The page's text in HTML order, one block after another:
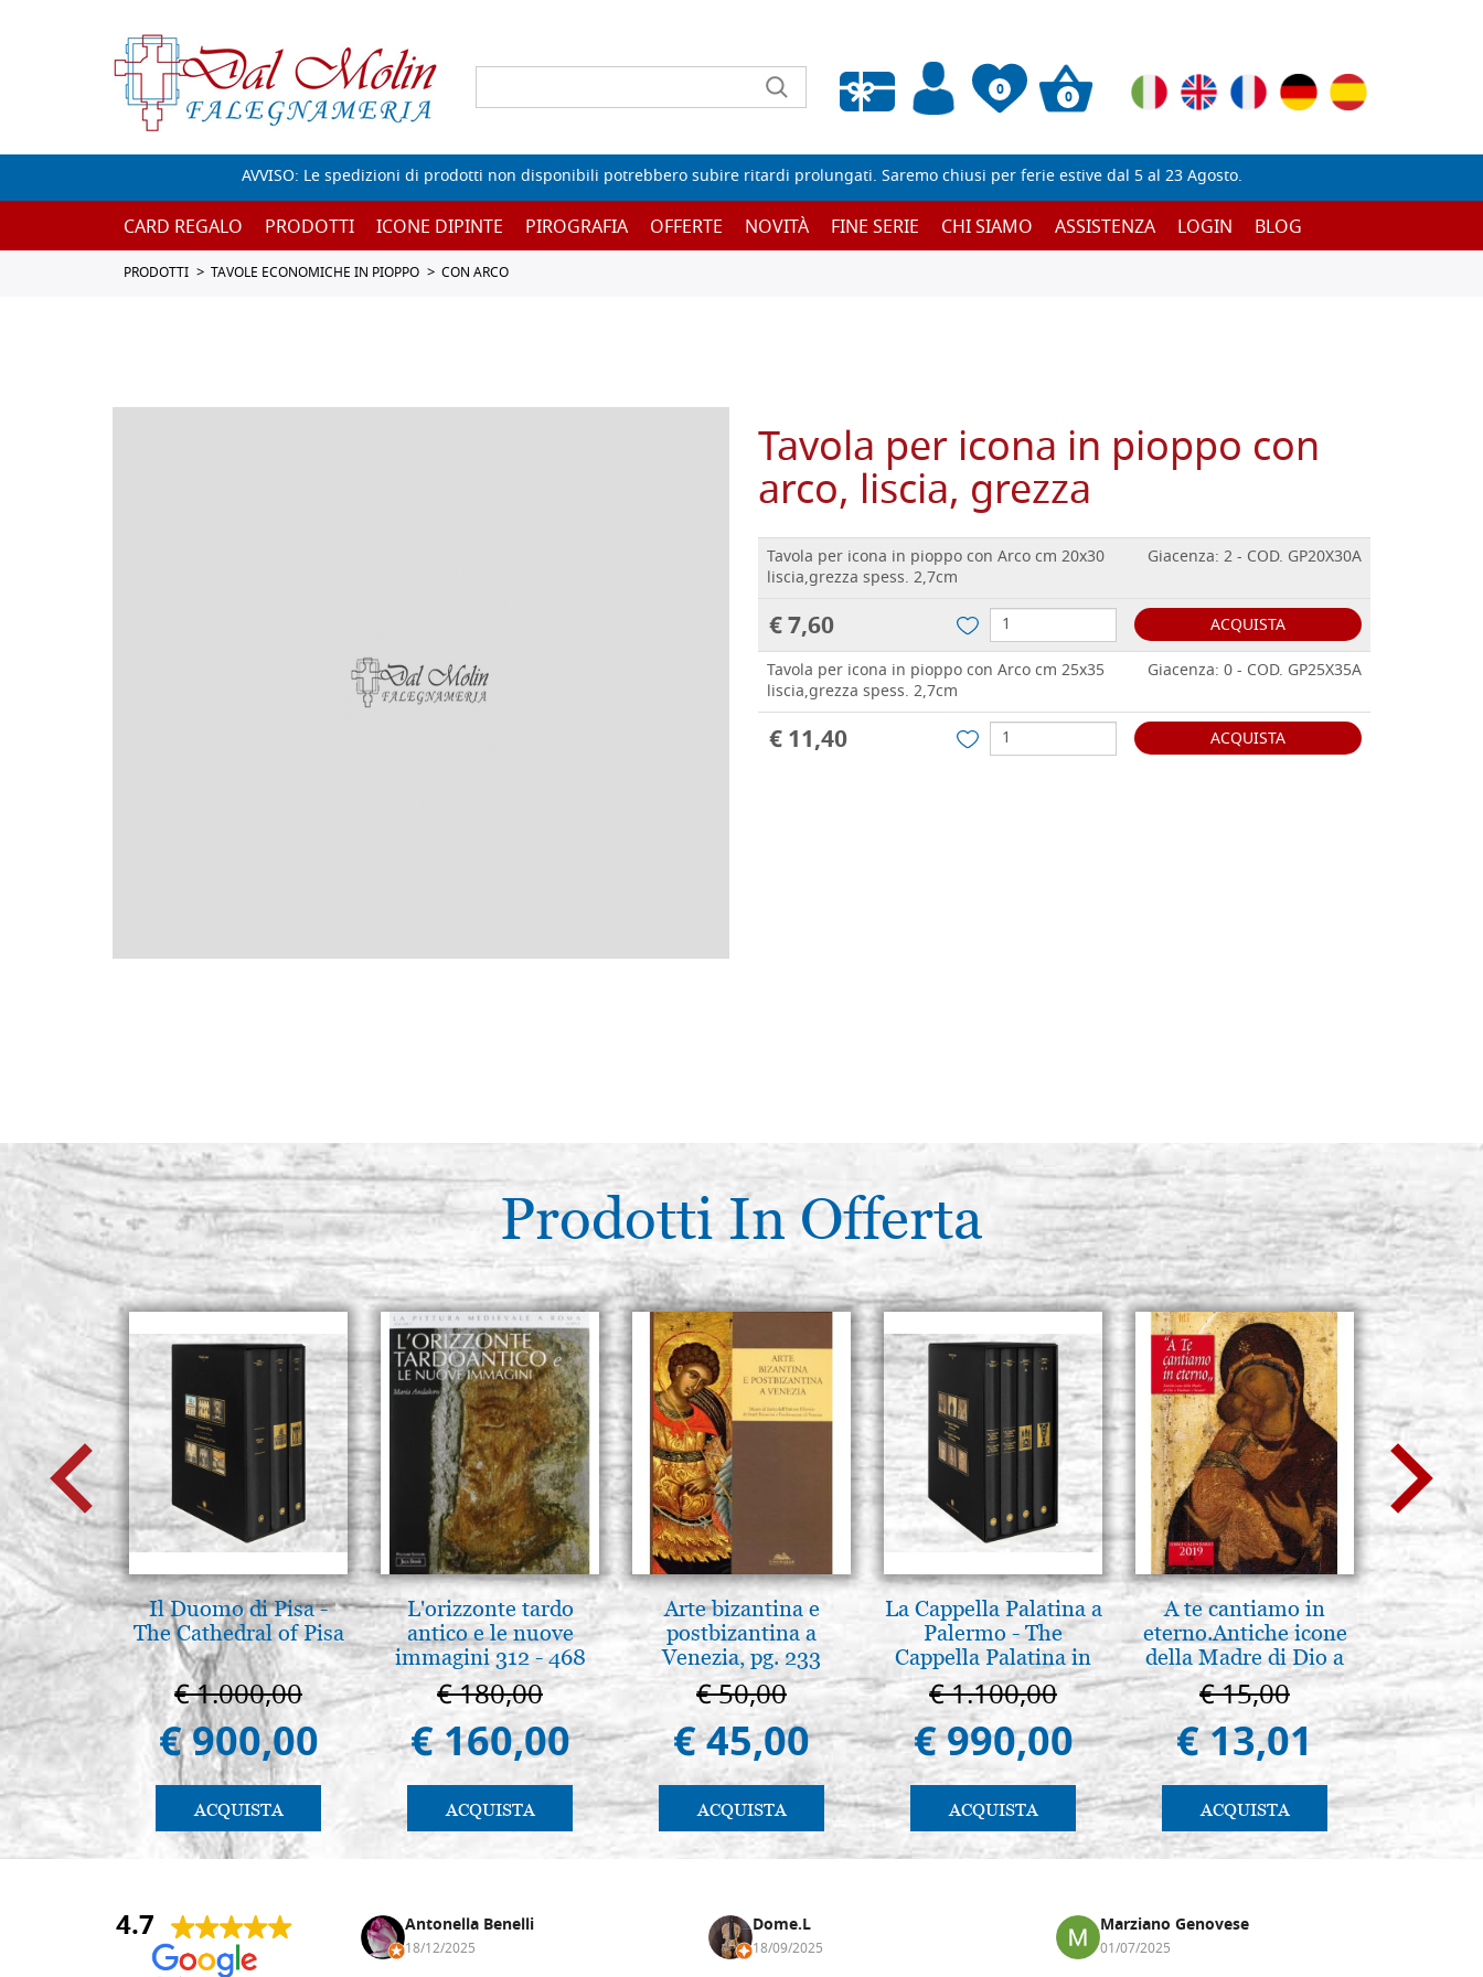
0
Wishlist vuota
0
AVVISO: Le spedizioni di prodotti non disponibili potrebbero subire ritardi prolungati. Saremo chiusi per ferie estive dal 5 al 23 Agosto.
CARD REGALO PRODOTTI ICONE DIPINTE PIROGRAFIA OFFERTE NOVITÀ FINE SERIE CHI SIAMO ASSISTENZA LOGIN BLOG
PRODOTTI TAVOLE ECONOMICHE IN PIOPPO CON ARCO
Tavola per icona in pioppo con
arco, liscia, grezza
Tavola per icona in pioppo con Arco cm 20x30
liscia,grezza spess. 2,7cm
Giacenza: 2 - COD. GP20X30A
€ 7,60
ACQUISTA
Tavola per icona in pioppo con Arco cm 25x35
liscia,grezza spess. 2,7cm
Giacenza: 0 - COD. GP25X35A
€ 11,40 ACQUISTA
Prodotti In Offerta
Il Duomo di Pisa -
The Cathedral of Pisa
€ 1.000,00
€ 900,00
ACQUISTA
L'orizzonte tardo
antico e le nuove
immagini 312 - 468
€ 180,00
€ 160,00
ACQUISTA
Arte bizantina e
postbizantina a
Venezia, pg. 233
€ 50,00
€ 45,00
ACQUISTA
La Cappella Palatina a
Palermo - The
Cappella Palatina in
Palermo
€ 1.100,00
€ 990,00
ACQUISTA
A te cantiamo in
eterno.Antiche icone
della Madre di Dio a
Vladimir e Suzdal
(libro-cal. 2019)
€ 15,00
€ 13,01
ACQUISTA
Madre
€
€
4.7
Andrea Monguzzi Antonella Benelli
18/12/2025
Dome.L
18/09/2025
Marziano Genovese
01/07/2025